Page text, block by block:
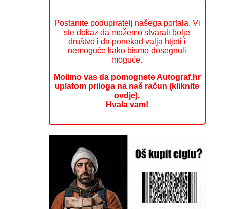
Postanite podupiratelj našega portala. Vi
ste dokaz da možemo stvarati bolje
društvo i da ponekad valja htjeti i
nemoguće kako bismo dosegnuli
moguće.
Molimo vas da pomognete Autograf.hr
uplatom priloga na naš račun (kliknite
ovdje).
Hvala vam!